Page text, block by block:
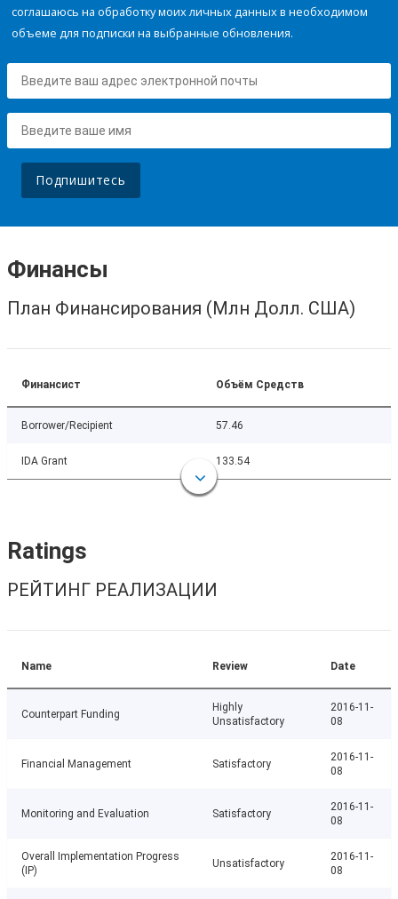
соглашаюсь на обработку моих личных данных в необходимом
объеме для подписки на выбранные обновления.
Подпишитесь
Финансы
План Финансирования (Млн Долл. США)
Финансист Объём Средств
Borrower/Recipient 57.46
IDA Grant 133.54
Ratings
РЕЙТИНГ РЕАЛИЗАЦИИ
Name Review Date
Counterpart Funding
Highly
Unsatisfactory
2016-11-
08
Financial Management Satisfactory
2016-11-
08
Monitoring and Evaluation Satisfactory
2016-11-
08
Overall Implementation Progress
(IP)
Unsatisfactory
2016-11-
08